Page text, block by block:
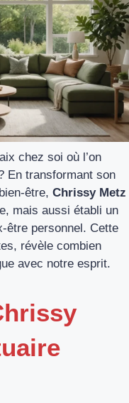
chez soi où l’on
En transformant son
être, Chrissy Metz
mais aussi établi un
être personnel. Cette
révèle combien
avec notre esprit.